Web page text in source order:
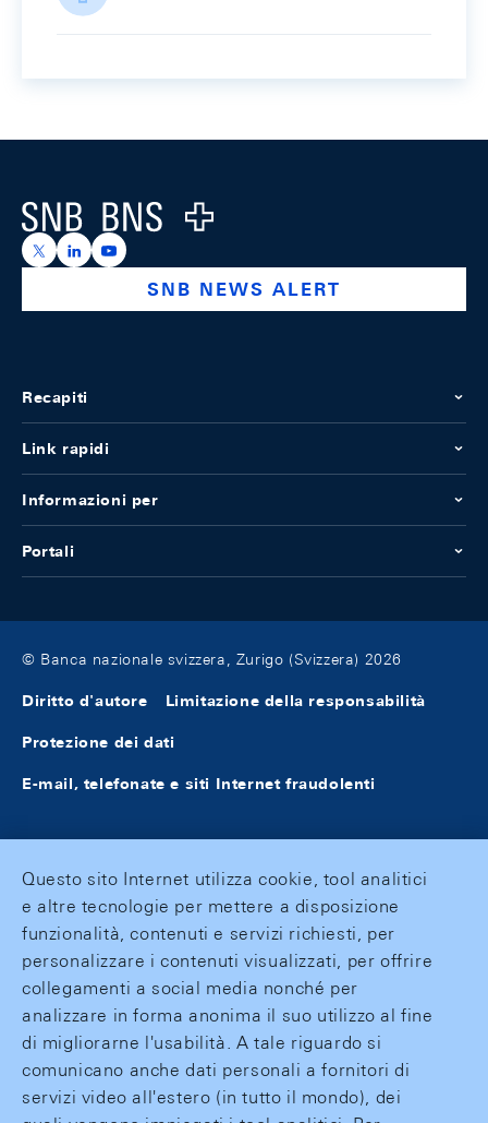
Logo
https://x.com/snb_bns
https://ch.linkedin.com/company/swiss-national-
https://www.youtube.com/@swissnationalbank
SNB NEWS ALERT
Recapiti
Link rapidi
Informazioni per
Portali
© Banca nazionale svizzera, Zurigo (Svizzera) 2026
Diritto d'autore Limitazione della responsabilità
Protezione dei dati
E-mail, telefonate e siti Internet fraudolenti
Questo sito Internet utilizza cookie, tool analitici
e altre tecnologie per mettere a disposizione
funzionalità, contenuti e servizi richiesti, per
personalizzare i contenuti visualizzati, per offrire
collegamenti a social media nonché per
analizzare in forma anonima il suo utilizzo al fine
di migliorarne l'usabilità. A tale riguardo si
comunicano anche dati personali a fornitori di
servizi video all'estero (in tutto il mondo), dei